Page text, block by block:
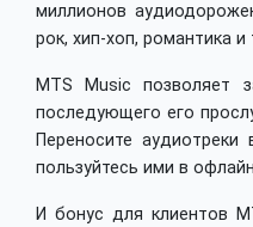
миллионов
рок, хип-хоп, романтика и
MTS Music позволяет
последующего его
Переносите
пользуйтесь ими в
И бонус для клиентов